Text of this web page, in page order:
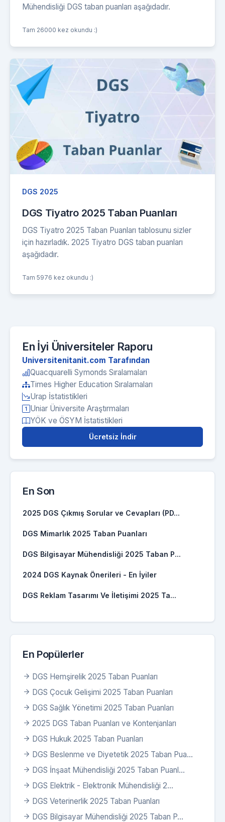
Mühendisliği DGS taban puanları aşağıdadır.
Tam 26000 kez okundu :)
DGS 2025
DGS Tiyatro 2025 Taban Puanları
DGS Tiyatro 2025 Taban Puanları tablosunu sizler
için hazırladık. 2025 Tiyatro DGS taban puanları
aşağıdadır.
Tam 5976 kez okundu :)
En İyi Üniversiteler Raporu
Universitenitanit.com Tarafından
Quacquarelli Symonds Sıralamaları
Times Higher Education Sıralamaları
Urap İstatistikleri
Uniar Üniversite Araştırmaları
YÖK ve ÖSYM İstatistikleri
Ücretsiz İndir
En Son
2025 DGS Çıkmış Sorular ve Cevapları (PD...
DGS Mimarlık 2025 Taban Puanları
DGS Bilgisayar Mühendisliği 2025 Taban P...
2024 DGS Kaynak Önerileri - En İyiler
DGS Reklam Tasarımı Ve İletişimi 2025 Ta...
En Popülerler
DGS Hemşirelik 2025 Taban Puanları
DGS Çocuk Gelişimi 2025 Taban Puanları
DGS Sağlık Yönetimi 2025 Taban Puanları
2025 DGS Taban Puanları ve Kontenjanları
DGS Hukuk 2025 Taban Puanları
DGS Beslenme ve Diyetetik 2025 Taban Pua...
DGS İnşaat Mühendisliği 2025 Taban Puanl...
DGS Elektrik - Elektronik Mühendisliği 2...
DGS Veterinerlik 2025 Taban Puanları
DGS Bilgisayar Mühendisliği 2025 Taban P...